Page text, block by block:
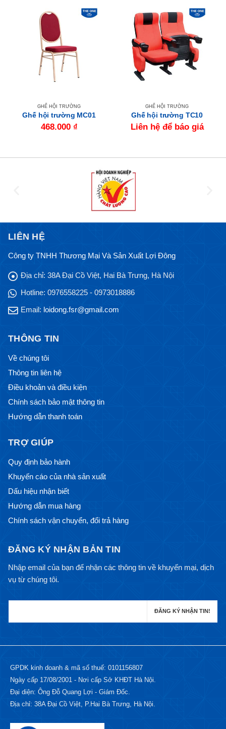
GHẾ HỘI TRƯỜNG
Ghế hội trường MC01
468.000 ₫
GHẾ HỘI TRƯỜNG
Ghế hội trường TC10
Liên hệ để báo giá
LIÊN HỆ
Công ty TNHH Thương Mại Và Sản Xuất Lợi Đông
Địa chỉ: 38A Đại Cồ Việt, Hai Bà Trưng, Hà Nội
Hotline: 0976558225 - 0973018886
Email: loidong.fsr@gmail.com
THÔNG TIN
Về chúng tôi
Thông tin liên hệ
Điều khoản và điều kiện
Chính sách bảo mật thông tin
Hướng dẫn thanh toán
TRỢ GIÚP
Quy định bảo hành
Khuyến cáo của nhà sản xuất
Dấu hiệu nhận biết
Hướng dẫn mua hàng
Chính sách vận chuyển, đổi trả hàng
ĐĂNG KÝ NHẬN BẢN TIN
Nhập email của bạn để nhận các thông tin về khuyến mại, dịch
vụ từ chúng tôi.
GPDK kinh doanh & mã số thuế: 0101156807
Ngày cấp 17/08/2001 - Nơi cấp Sở KHĐT Hà Nội.
Đại diện: Ông Đỗ Quang Lợi - Giám Đốc.
Địa chỉ: 38A Đại Cồ Việt, P.Hai Bà Trưng, Hà Nội.